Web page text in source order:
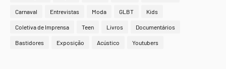
Carnaval Entrevistas Moda GLBT Kids
Coletiva de Imprensa Teen Livros Documentários
Bastidores Exposição Acústico Youtubers